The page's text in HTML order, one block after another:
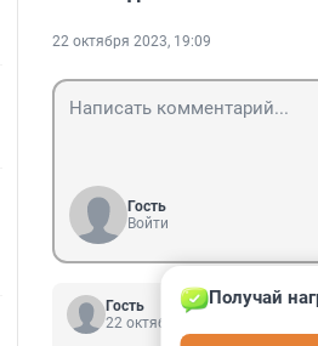
22 октября 2023, 19:09
Гость
Войти
Гость
22 октября 2023, 21:09
Получай